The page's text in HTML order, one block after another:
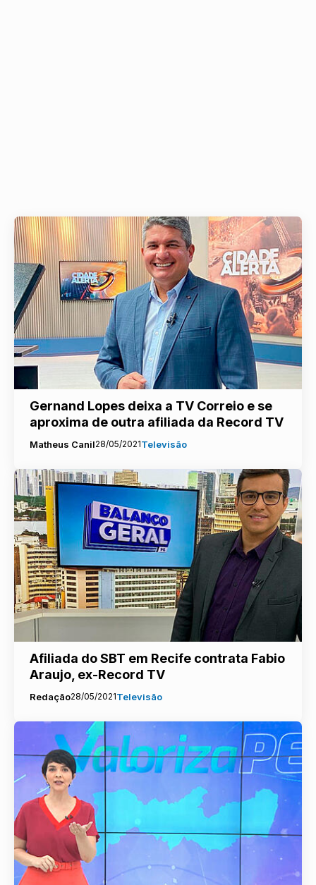
Gernand Lopes deixa a TV Correio e se
aproxima de outra afiliada da Record TV
Matheus Canil28/05/2021Televisão
Afiliada do SBT em Recife contrata Fabio
Araujo, ex-Record TV
Redação28/05/2021Televisão